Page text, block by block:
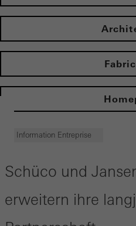
Information Entreprise
Schüco und
erweitern ihre